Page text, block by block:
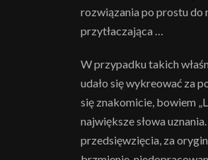
rozwiązania po prostu do
przytłaczająca …
W przypadku takich
udało się wykreować za
się znakomicie, bowiem
największe słowa
przedsięwzięcia, za